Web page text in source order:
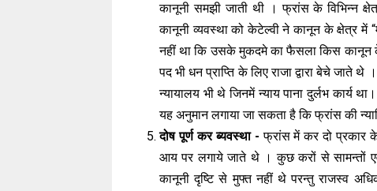
कानूनी समझी जाती थी । फ्रांस के विभिन्न
कानूनी व्यवस्था को केटेल्वी ने कानून के क्षेत्र में
नहीं था कि उसके मुकदमे का फैसला किस कानून के
पद भी धन प्राप्ति के लिए राजा द्वारा बेचे जाते
न्यायालय भी थे जिनमें न्याय पाना दुर्लभ कार्य
यह अनुमान लगाया जा सकता है कि फ्रांस की
दोष पूर्ण कर ब्यवस्था - फ्रांस में कर दो प्रकार के
आय पर लगाये जाते थे । कुछ करों से सामन्तों एवं
कानूनी दृष्टि से मुफ्त नहीं थे परन्तु राजस्व